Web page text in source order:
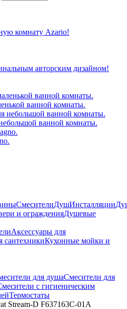
комнату Azario!
авторским дизайном!
ванной комнаты.
ванной комнаты.
СмесителиДушИнсталляции
и огражденияДушевые
Аксессуары для
сантехникиКухонные мойки и
для душаСмесители для
с гигиеническим
Термостаты
Stream-D F637163C-01A